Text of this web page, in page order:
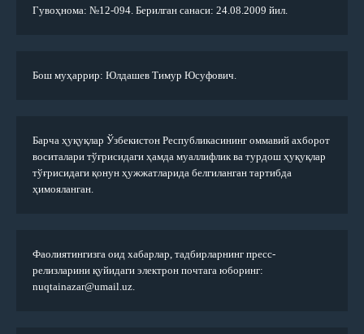
Гувоҳнома: №12-094. Берилган санаси: 24.08.2009 йил.
Бош муҳаррир: Юлдашев Тимур Юсуфович.
Барча ҳуқуқлар Ўзбекистон Республикасининг оммавий ахборот
воситалари тўғрисидаги ҳамда муаллифлик ва турдош ҳуқуқлар
тўғрисидаги қонун ҳужжатларида белгиланган тартибда
ҳимояланган.
Фаолиятингизга оид хабарлар, тадбирларнинг пресс-
релизларини қуйидаги электрон почтага юборинг:
nuqtainazar@umail.uz.